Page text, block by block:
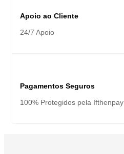
Apoio ao Cliente
24/7 Apoio
Pagamentos Seguros
100% Protegidos pela Ifthenpay